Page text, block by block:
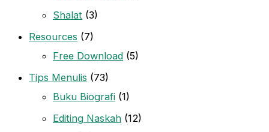
Shalat (3)
Resources (7)
Free Download (5)
Tips Menulis (73)
Buku Biografi (1)
Editing Naskah (12)